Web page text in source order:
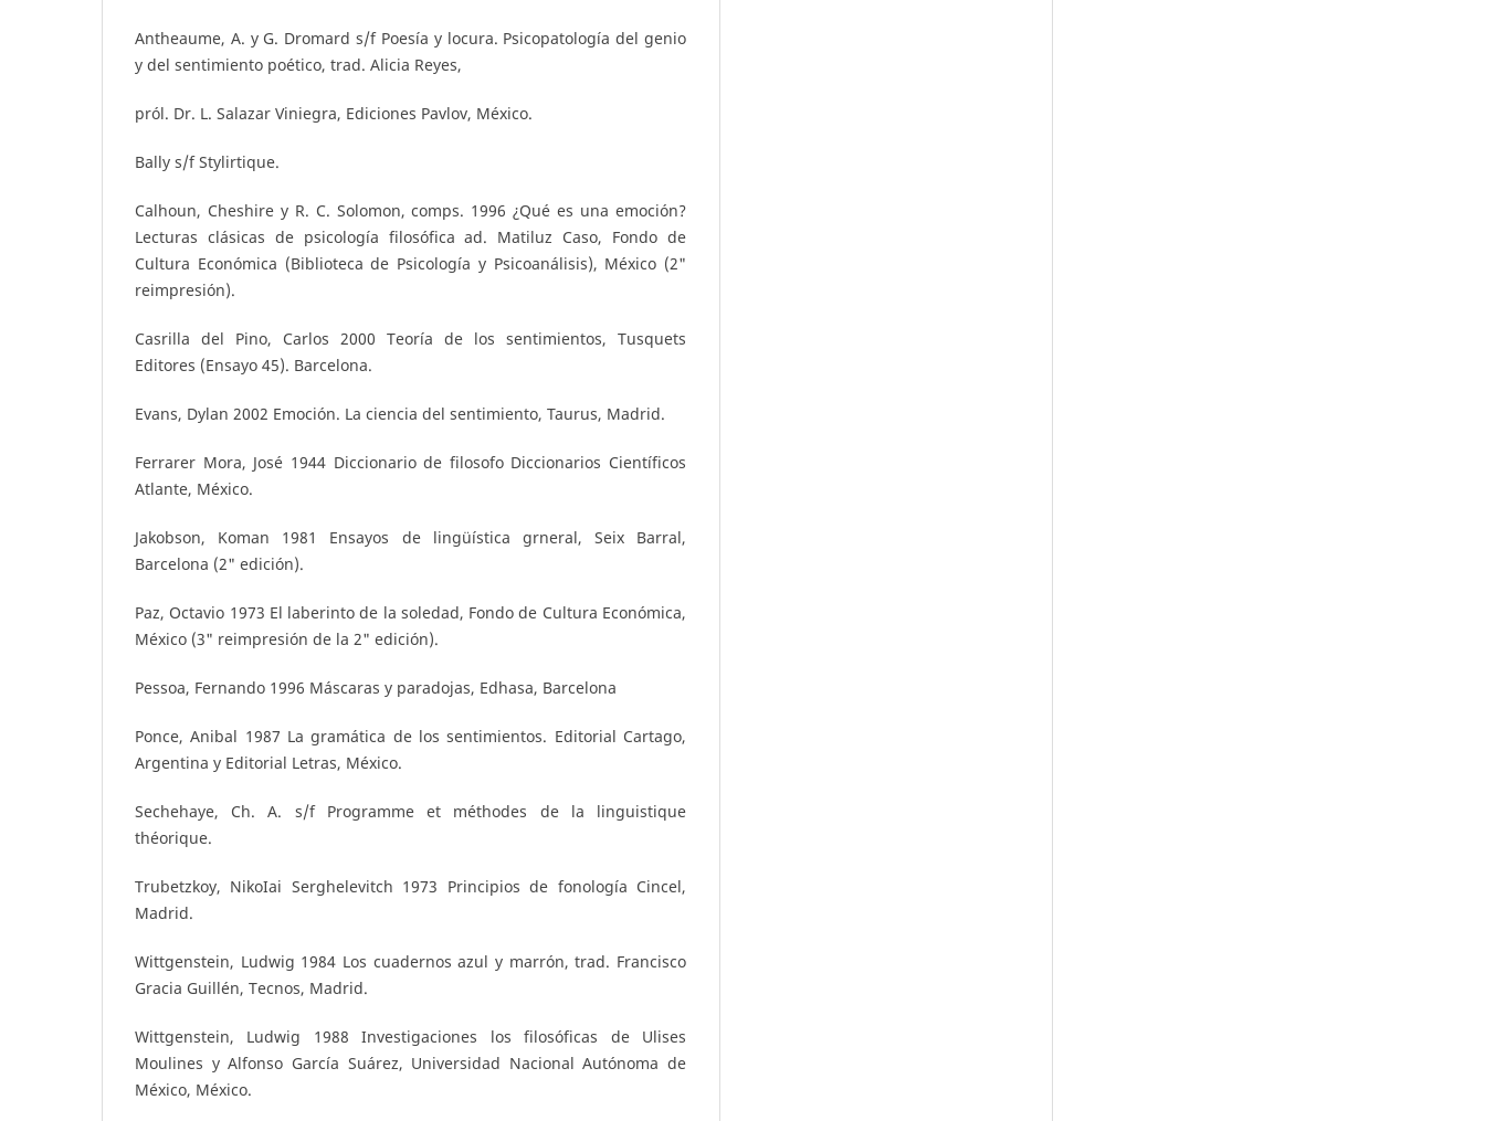
Antheaume, A. y G. Dromard s/f Poesía y locura. Psicopatología del genio
y del sentimiento poético, trad. Alicia Reyes,
pról. Dr. L. Salazar Viniegra, Ediciones Pavlov, México.
Bally s/f Stylirtique.
Calhoun, Cheshire y R. C. Solomon, comps. 1996 ¿Qué es una emoción?
Lecturas clásicas de psicología filosófica ad. Matiluz Caso, Fondo de
Cultura Económica (Biblioteca de Psicología y Psicoanálisis), México (2"
reimpresión).
Casrilla del Pino, Carlos 2000 Teoría de los sentimientos, Tusquets
Editores (Ensayo 45). Barcelona.
Evans, Dylan 2002 Emoción. La ciencia del sentimiento, Taurus, Madrid.
Ferrarer Mora, José 1944 Diccionario de filosofo Diccionarios Científicos
Atlante, México.
Jakobson, Koman 1981 Ensayos de lingüística grneral, Seix Barral,
Barcelona (2" edición).
Paz, Octavio 1973 El laberinto de la soledad, Fondo de Cultura Económica,
México (3" reimpresión de la 2" edición).
Pessoa, Fernando 1996 Máscaras y paradojas, Edhasa, Barcelona
Ponce, Anibal 1987 La gramática de los sentimientos. Editorial Cartago,
Argentina y Editorial Letras, México.
Sechehaye, Ch. A. s/f Programme et méthodes de la linguistique
théorique.
Trubetzkoy, NikoIai Serghelevitch 1973 Principios de fonología Cincel,
Madrid.
Wittgenstein, Ludwig 1984 Los cuadernos azul y marrón, trad. Francisco
Gracia Guillén, Tecnos, Madrid.
Wittgenstein, Ludwig 1988 Investigaciones los filosóficas de Ulises
Moulines y Alfonso García Suárez, Universidad Nacional Autónoma de
México, México.